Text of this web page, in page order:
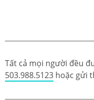
Tất cả mọi người đều
503.988.5123 hoặc gửi